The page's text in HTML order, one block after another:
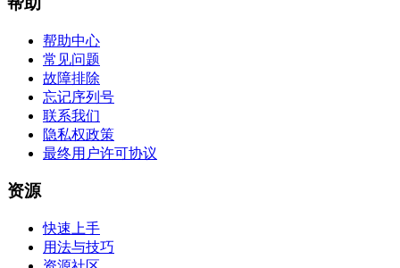
帮助中心
常见问题
故障排除
忘记序列号
联系我们
隐私权政策
最终用户许可协议
资源
快速上手
用法与技巧